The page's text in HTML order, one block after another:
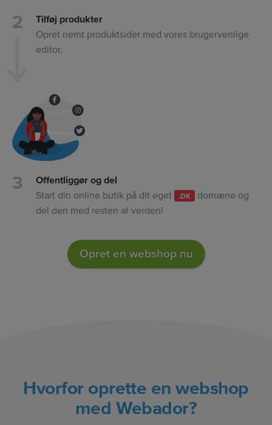
Tilføj produkter
Opret nemt produktsider med vores brugervenlige
editor.
Offentliggør og del
Start din online butik på dit eget
.DK
domæne og
del den med resten af verden!
Opret en webshop nu
Hvorfor oprette en webshop
med Webador?